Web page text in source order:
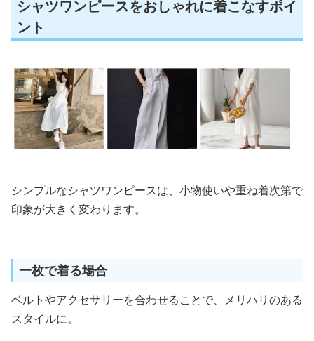
シャツワンピースをおしゃれに着こなすポイ
ント
シンプルなシャツワンピースは、小物使いや重ね着次第で
印象が大きく変わります。
一枚で着る場合
ベルトやアクセサリーを合わせることで、メリハリのある
スタイルに。